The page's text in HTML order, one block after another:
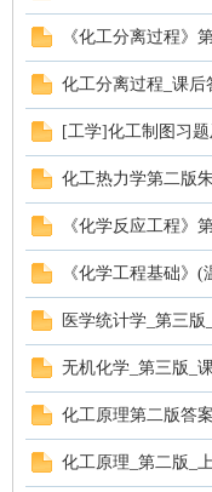
《化工分离过程》
化工分离过程_课后
[工学]化工制图习
化工热力学第二版
《化学反应工程》
《化学工程基础》
医学统计学_第三
无机化学_第三版_
化工原理第二版答
化工原理_第二版_